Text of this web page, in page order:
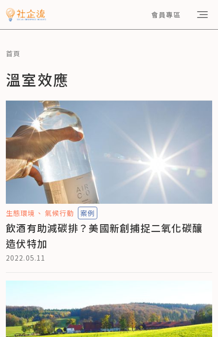
會員專區
首頁
溫室效應
生態環境 氣候行動 案例
飲酒有助減碳排？美國新創捕捉二氧化碳釀
造伏特加
2022.05.11